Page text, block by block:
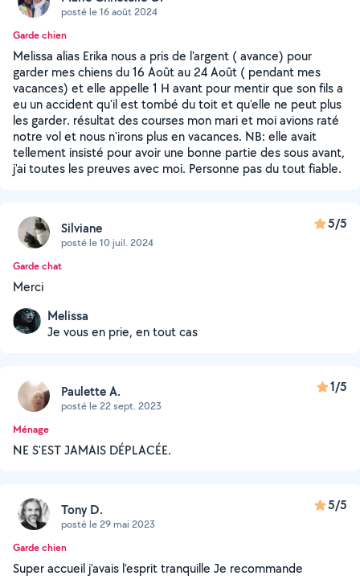
posté le 16 août 2024
Garde chien
Melissa alias Erika nous a pris de l'argent ( avance) pour
garder mes chiens du 16 Août au 24 Août ( pendant mes
vacances) et elle appelle 1 H avant pour mentir que son fils a
eu un accident qu'il est tombé du toit et qu'elle ne peut plus
les garder. résultat des courses mon mari et moi avions raté
notre vol et nous n'irons plus en vacances. NB: elle avait
tellement insisté pour avoir une bonne partie des sous avant,
j'ai toutes les preuves avec moi. Personne pas du tout fiable.
Silviane
posté le 10 juil. 2024
5/5
Garde chat
Merci
Melissa
Je vous en prie, en tout cas
Paulette A.
posté le 22 sept. 2023
1/5
Ménage
NE S'EST JAMAIS DÉPLACÉE.
Tony D.
posté le 29 mai 2023
5/5
Garde chien
Super accueil j’avais l’esprit tranquille Je recommande